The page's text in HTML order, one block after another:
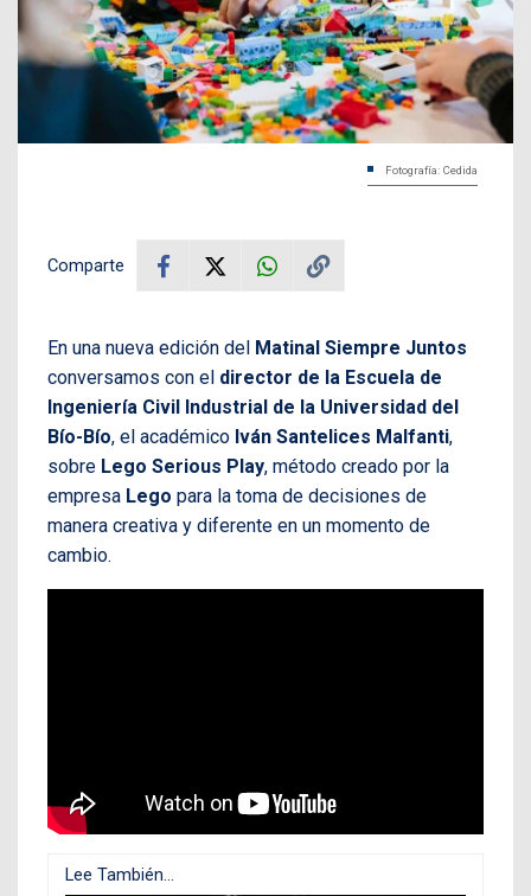
Fotografía: Cedida
Comparte
En una nueva edición del Matinal Siempre Juntos
conversamos con el director de la Escuela de
Ingeniería Civil Industrial de la Universidad del
Bío-Bío, el académico Iván Santelices Malfanti,
sobre Lego Serious Play, método creado por la
empresa Lego para la toma de decisiones de
manera creativa y diferente en un momento de
cambio.
Lee También...